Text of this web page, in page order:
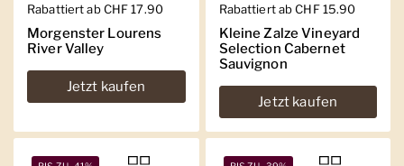
Regulärer Preis
Rabattiert ab CHF 17.90
Morgenster Lourens
River Valley
Jetzt kaufen
Regulärer Preis
Rabattiert ab CHF 15.90
Kleine Zalze Vineyard
Selection Cabernet
Sauvignon
Jetzt kaufen